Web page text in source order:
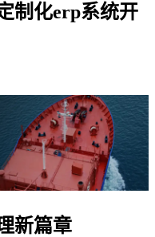
制化erp系统开
新篇章